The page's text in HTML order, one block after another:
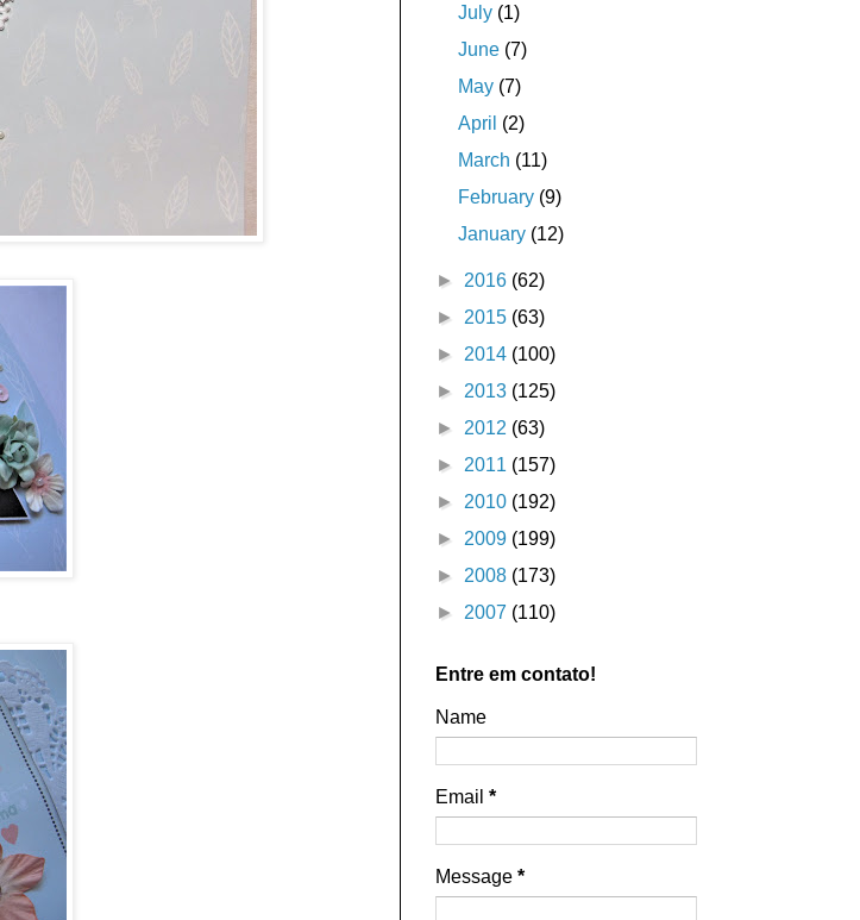
July (1)
June (7)
May (7)
April (2)
March (11)
February (9)
January (12)
► 2016 (62)
► 2015 (63)
► 2014 (100)
► 2013 (125)
► 2012 (63)
► 2011 (157)
► 2010 (192)
► 2009 (199)
► 2008 (173)
► 2007 (110)
Entre em contato!
Name
Email *
Message *